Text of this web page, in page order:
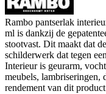
Rambo pantserlak
ml is dankzij de
stootvast. Dit maakt dat
schilderwerk dat tegen
Interieur is geurarm,
meubels, lambriseringen,
rendement van dit